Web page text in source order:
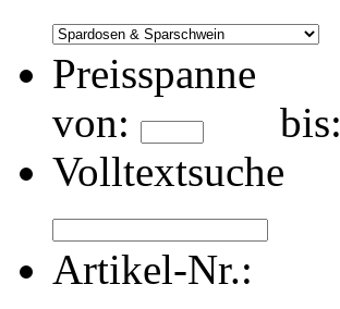
Preisspanne
von:
bis:
Volltextsuche
Artikel-Nr.: